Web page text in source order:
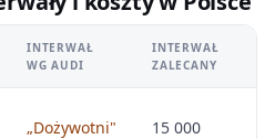
INTERWAŁ
WG AUDI
INTERWAŁ
ZALECANY
„Dożywotni" 15 000